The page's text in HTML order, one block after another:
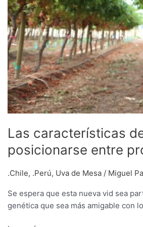
Las características
posicionarse entre
.Chile, .Perú, Uva de Mesa / Miguel
Se espera que esta nueva vid sea
genética que sea más amigable con